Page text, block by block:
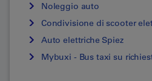
Noleggio auto
Condivisione di scooter
Auto elettriche Spiez
Mybuxi - Bus taxi su